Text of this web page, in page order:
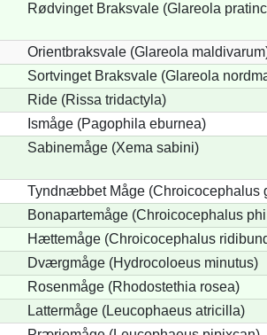
Rødvinget Braksvale (Glareola
Orientbraksvale (Glareola
Sortvinget Braksvale (Glareola
Ride (Rissa tridactyla)
Ismåge (Pagophila eburnea)
Sabinemåge (Xema sabini)
Tyndnæbbet Måge (Chroicocephalus
Bonapartemåge (Chroicocephalus
Hættemåge (Chroicocephalus
Dværgmåge (Hydrocoloeus minutus)
Rosenmåge (Rhodostethia rosea)
Lattermåge (Leucophaeus atricilla)